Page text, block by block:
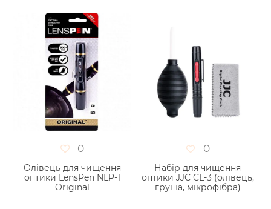
0
Олівець для чищення
оптики LensPen NLP-1
Original
0
Набір для чищення
оптики JJC CL-3 (олівець,
груша, мікрофібра)